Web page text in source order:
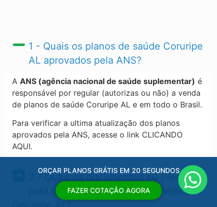
1 - Quais os planos de saúde Coruripe
AL​ aprovados pela ANS?
A ANS (agência nacional de saúde suplementar) é
responsável por regular (autorizas ou não) a venda
de planos de saúde Coruripe AL​ e em todo o Brasil.
Para verificar a ultima atualização dos planos
aprovados pela ANS, acesse o link CLICANDO
AQUI.
2 - Quais os documentos eu preciso
para contratar um convênio médico
ORÇAR PLANOS GRÁTIS EM 20 SEGUNDOS
FAZER COTAÇÃO AGORA